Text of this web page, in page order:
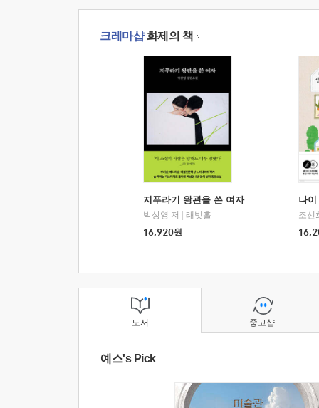
크레마샵화제의 책
지푸라기 왕관을 쓴 여자
박상영 저
래빗홀
16,920원
나
조선
도서
예스's Pick
중고샵